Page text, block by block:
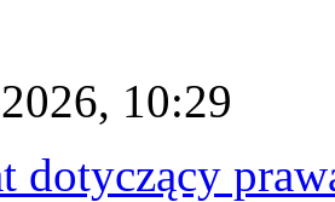
10:29
dotyczący